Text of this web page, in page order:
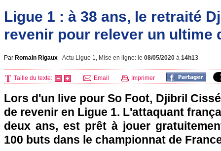
Ligue 1 : à 38 ans, le retraité
revenir pour relever un ultime
Par Romain Rigaux -Actu Ligue 1, Mise en ligne: le 08/05/2020 à 14h13
Taille du texte: Email Imprimer
Lors d'un live pour So Foot, Djibril
de revenir en Ligue 1. L'attaquant
deux ans, est prêt à jouer
100 buts dans le championnat de